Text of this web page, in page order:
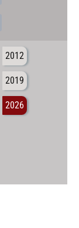
2012
2019
2026